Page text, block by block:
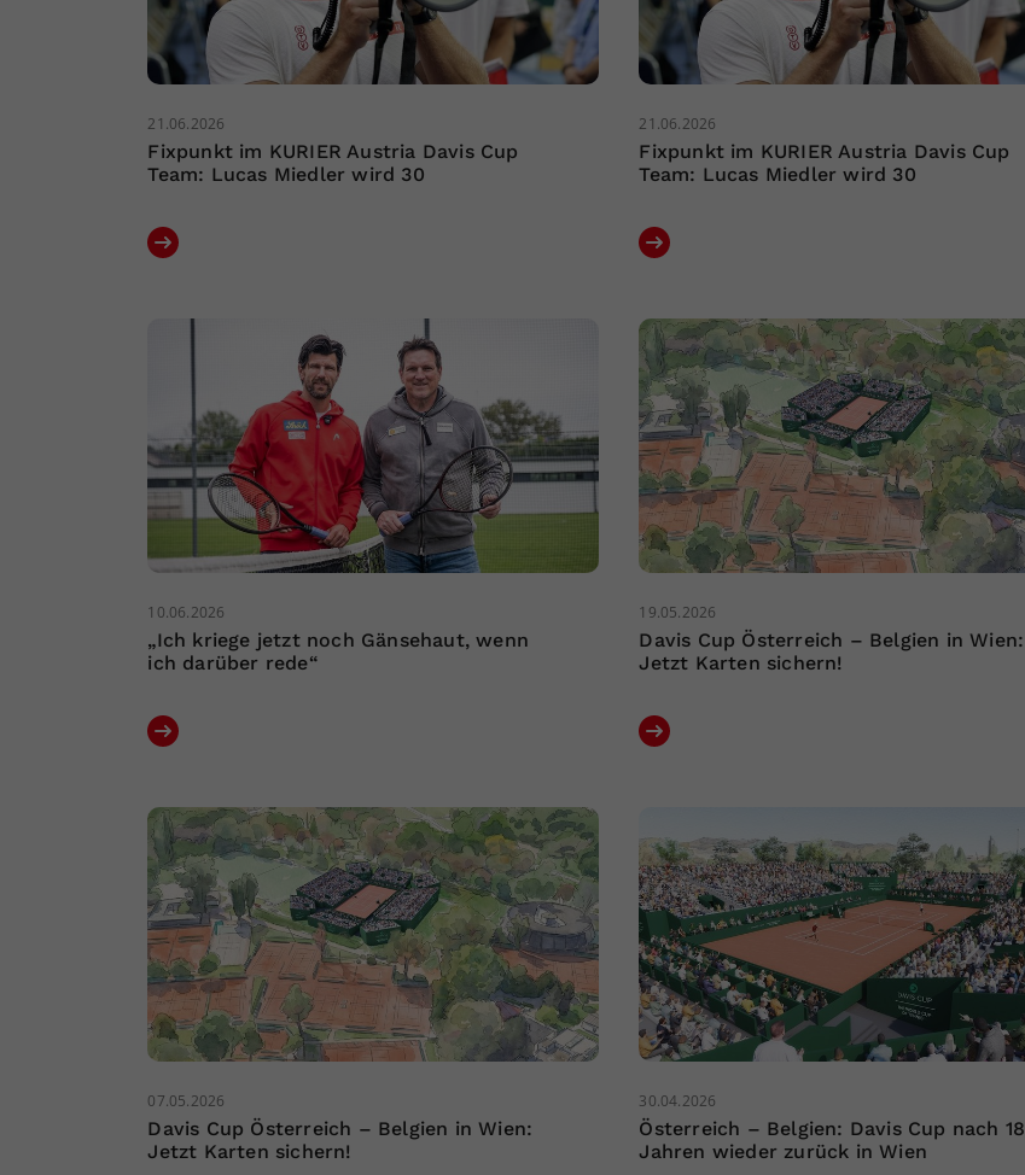
21.06.2026
Fixpunkt im KURIER Austria Davis Cup
Team: Lucas Miedler wird 30
21.06.2026
Fixpunkt im KURIER Austria Davis Cup
Team: Lucas Miedler wird 30
10.06.2026
„Ich kriege jetzt noch Gänsehaut, wenn
ich darüber rede“
19.05.2026
Davis Cup Österreich – Belgien in Wien:
Jetzt Karten sichern!
07.05.2026
Davis Cup Österreich – Belgien in Wien:
Jetzt Karten sichern!
30.04.2026
Österreich – Belgien: Davis Cup nach 18
Jahren wieder zurück in Wien